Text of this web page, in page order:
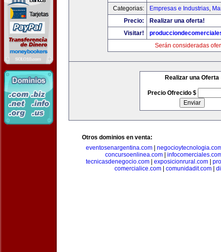
Categorias:
Empresas e Industrias,
Precio:
Realizar una oferta!
Visitar!
Serán consideradas
Realizar una Oferta
Precio Ofrecido $
Otros dominios en venta:
eventosenargentina.com
concursoenlinea.com|
tecnicasdenegocio.com
exposicionrural.com
comercialice.com| comunidadit.com|